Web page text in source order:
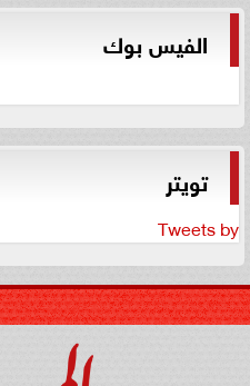
الفيس بوك
تويتر
Tweets by